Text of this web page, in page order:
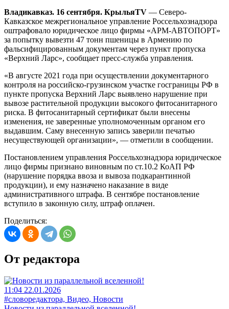
Владикавказ. 16 сентября. КрыльяТV — Северо-
Кавказское межрегиональное управление Россельхознадзора
оштрафовало юридическое лицо фирмы «АРМ-АВТОПОРТ»
за попытку вывезти 47 тонн пшеницы в Армению по
фальсифицированным документам через пункт пропуска
«Верхний Ларс», сообщает пресс-служба управления.
«В августе 2021 года при осуществлении документарного
контроля на российско-грузинском участке госграницы РФ в
пункте пропуска Верхний Ларс выявлено нарушение при
вывозе растительной продукции высокого фитосанитарного
риска. В фитосанитарный сертификат были внесены
изменения, не заверенные уполномоченным органом его
выдавшим. Саму внесенную запись заверили печатью
несуществующей организации», — отметили в сообщении.
Постановлением управления Россельхознадзора юридическое
лицо фирмы признано виновным по ст.10.2 КоАП РФ
(нарушение порядка ввоза и вывоза подкарантинной
продукции), и ему назначено наказание в виде
административного штрафа. В сентябре постановление
вступило в законную силу, штраф оплачен.
Поделиться:
От редактора
11:04 22.01.2026
#словоредактора, Видео, Новости